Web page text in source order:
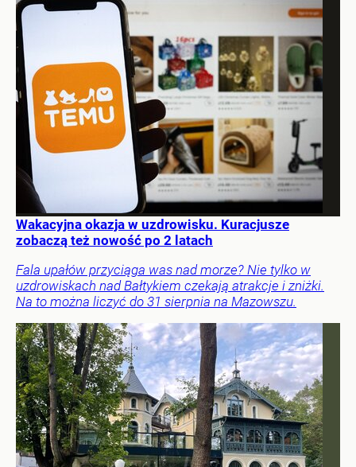
Wakacyjna okazja w uzdrowisku. Kuracjusze
zobaczą też nowość po 2 latach
Fala upałów przyciąga was nad morze? Nie tylko w
uzdrowiskach nad Bałtykiem czekają atrakcje i zniżki.
Na to można liczyć do 31 sierpnia na Mazowszu.